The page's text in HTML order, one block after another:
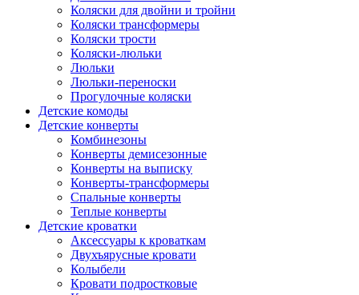
Коляски для двойни и тройни
Коляски трансформеры
Коляски трости
Коляски-люльки
Люльки
Люльки-переноски
Прогулочные коляски
Детские комоды
Детские конверты
Комбинезоны
Конверты демисезонные
Конверты на выписку
Конверты-трансформеры
Спальные конверты
Теплые конверты
Детские кроватки
Аксессуары к кроваткам
Двухъярусные кровати
Колыбели
Кровати подростковые